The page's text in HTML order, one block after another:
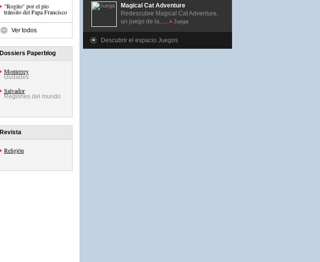
"Rogito" por el pío
tránsito del Papa Francisco
Ver todos
Dossiers Paperblog
Monterrey
ciudades
Salvador
Regiones del mundo
Revista
Religión
Magical Cat Adventure
Redescubre Magical Cat Adventure,
un juego de la......
Juega
Descubrir el espacio Juegos